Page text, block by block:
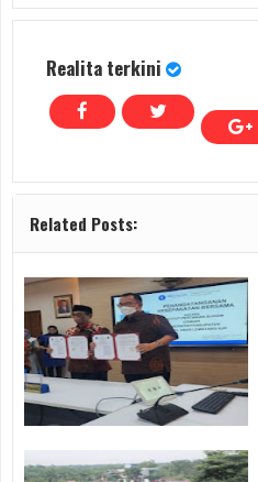
Realita terkini
Related Posts: